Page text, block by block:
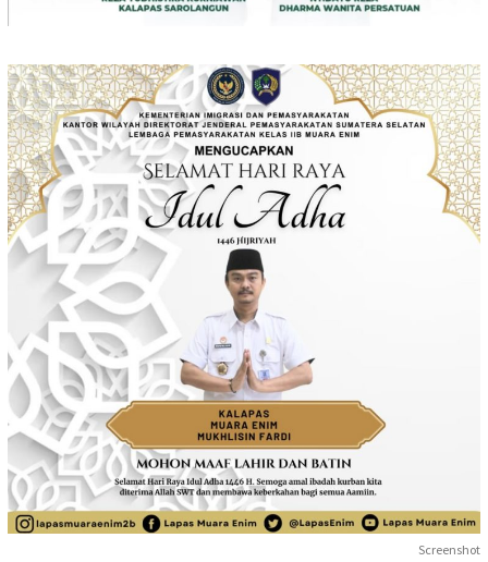
Screenshot